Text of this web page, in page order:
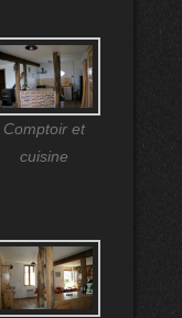
Comptoir et
cuisine